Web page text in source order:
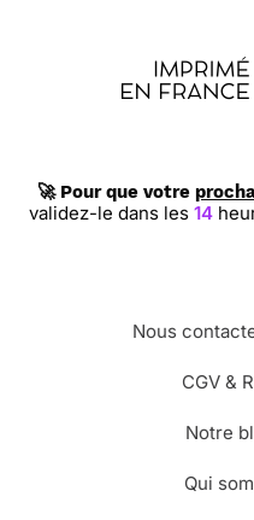
🚀 Pour que votre
validez-le dans les 14
Nous
CGV &
Notre
Qui